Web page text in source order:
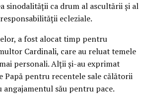
sinodalității ca drum al ascultării și al
ecleziale.
a fost alocat timp pentru
Cardinali, care au reluat temele
personali. Alții și-au exprimat
Papă pentru recentele sale călătorii
său pentru pace.